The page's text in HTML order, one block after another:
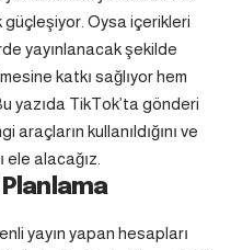
güçleşiyor. Oysa içerikleri
yayınlanacak şekilde
katkı sağlıyor hem
yazıda TikTok’ta gönderi
araçların kullanıldığını ve
alacağız.
yayın yapan hesapları